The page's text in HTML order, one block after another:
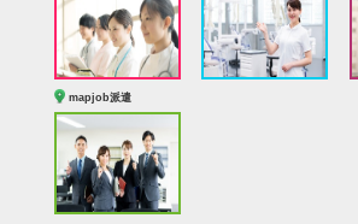
mapjob派遣